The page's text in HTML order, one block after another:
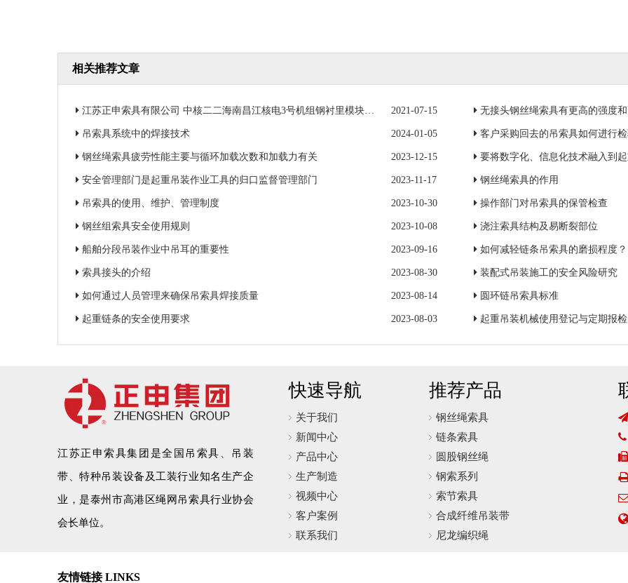
相关推荐文章
江苏正申索具有限公司 中核二二海南昌江核电3号机组钢衬里模块一成功吊装 2021-07-15 无接头钢丝绳索具有更高的强度
吊索具系统中的焊接技术 2024-01-05 客户采购回去的吊索具如何进行
钢丝绳索具疲劳性能主要与循环加载次数和加载力有关 2023-12-15 要将数字化、信息化技术融入到
安全管理部门是起重吊装作业工具的归口监督管理部门 2023-11-17 钢丝绳索具的作用
吊索具的使用、维护、管理制度 2023-10-30 操作部门对吊索具的保管检查
钢丝组索具安全使用规则 2023-10-08 浇注索具结构及易断裂部位
船舶分段吊装作业中吊耳的重要性 2023-09-16 如何减轻链条吊索具的磨损程度？
索具接头的介绍 2023-08-30 装配式吊装施工的安全风险研究
如何通过人员管理来确保吊索具焊接质量 2023-08-14 圆环链吊索具标准
起重链条的安全使用要求 2023-08-03 起重吊装机械使用登记与定期报检
江苏正申索具集团是全国吊索具、吊装
带、特种吊装设备及工装行业知名生产企
业，是泰州市高港区绳网吊索具行业协会
会长单位。
快速导航
关于我们
新闻中心
产品中心
生产制造
视频中心
客户案例
联系我们
推荐产品
钢丝绳索具
链条索具
圆股钢丝绳
钢索系列
索节索具
合成纤维吊装带
尼龙编织绳





友情链接 LINKS